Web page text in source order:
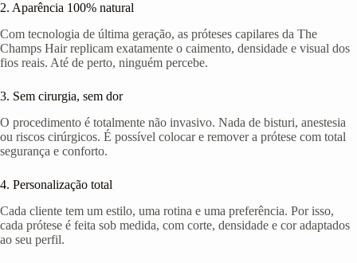
2. Aparência 100% natural
Com tecnologia de última geração, as próteses capilares da The
Champs Hair replicam exatamente o caimento, densidade e visual dos
fios reais. Até de perto, ninguém percebe.
3. Sem cirurgia, sem dor
O procedimento é totalmente não invasivo. Nada de bisturi, anestesia
ou riscos cirúrgicos. É possível colocar e remover a prótese com total
segurança e conforto.
4. Personalização total
Cada cliente tem um estilo, uma rotina e uma preferência. Por isso,
cada prótese é feita sob medida, com corte, densidade e cor adaptados
ao seu perfil.